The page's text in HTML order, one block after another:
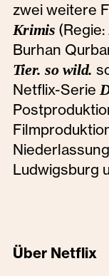
zwei weitere
Krimis
Burhan
Tier. so wild.
Netflix-Serie
Ludwigsburg
Über Netflix